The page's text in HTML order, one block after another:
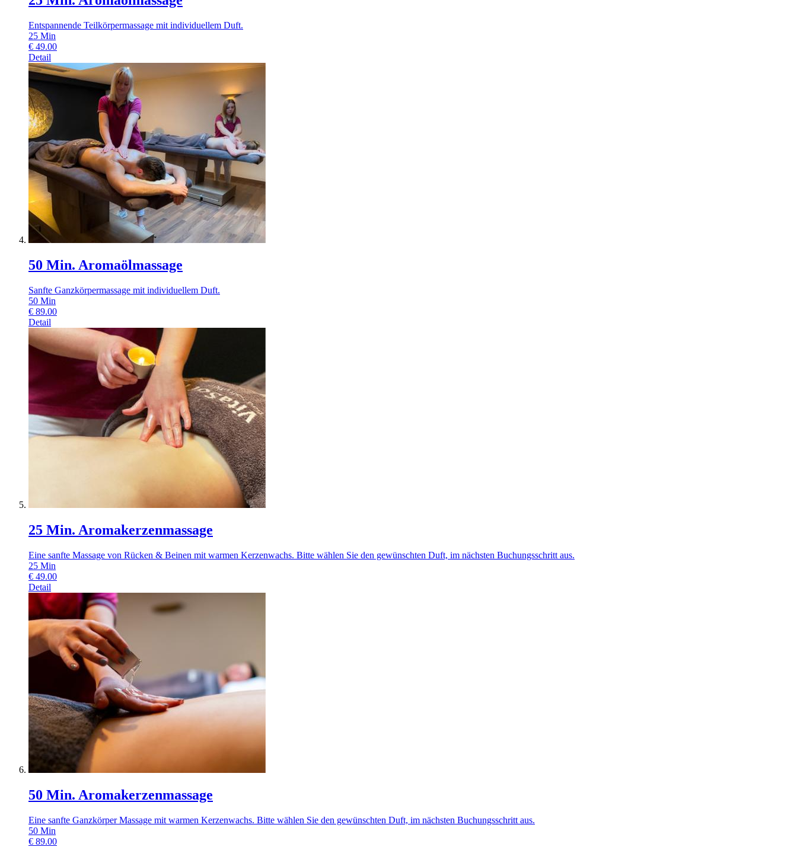
Entspannende Teilkörpermassage mit individuellem Duft.
25 Min
€ 49.00
Detail
50 Min. Aromaölmassage
Sanfte Ganzkörpermassage mit individuellem Duft.
50 Min
€ 89.00
Detail
25 Min. Aromakerzenmassage
Eine sanfte Massage von Rücken & Beinen mit warmen Kerzenwachs. Bitte wählen Sie den gewünschten Duft, im nächsten Buchungsschritt aus.
25 Min
€ 49.00
Detail
50 Min. Aromakerzenmassage
Eine sanfte Ganzkörper Massage mit warmen Kerzenwachs. Bitte wählen Sie den gewünschten Duft, im nächsten Buchungsschritt aus.
50 Min
€ 89.00